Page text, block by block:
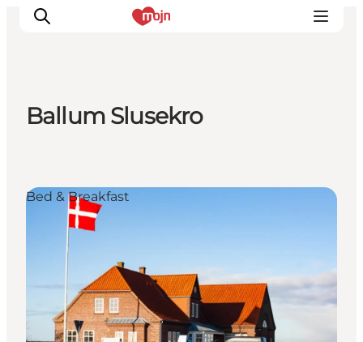
Det sker
Overnatning
Planlæg din ferie
Booking
Ballum Slusekro
Bed & Breakfast